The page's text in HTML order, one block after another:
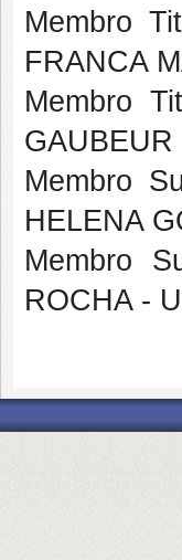
Membro
FRANCA
Membro
GAUBEUR
Membro
HELENA
Membro
ROCHA -